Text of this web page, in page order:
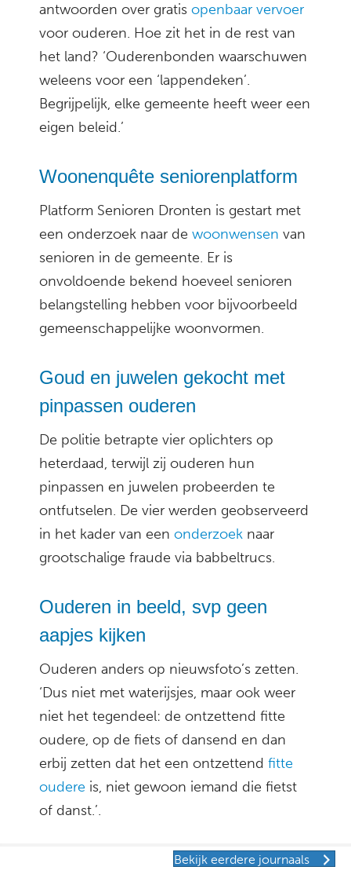
antwoorden over gratis openbaar vervoer
voor ouderen. Hoe zit het in de rest van
het land? ‘Ouderenbonden waarschuwen
weleens voor een ‘lappendeken’.
Begrijpelijk, elke gemeente heeft weer een
eigen beleid.’
Woonenquête seniorenplatform
Platform Senioren Dronten is gestart met
een onderzoek naar de woonwensen van
senioren in de gemeente. Er is
onvoldoende bekend hoeveel senioren
belangstelling hebben voor bijvoorbeeld
gemeenschappelijke woonvormen.
Goud en juwelen gekocht met
pinpassen ouderen
De politie betrapte vier oplichters op
heterdaad, terwijl zij ouderen hun
pinpassen en juwelen probeerden te
ontfutselen. De vier werden geobserveerd
in het kader van een onderzoek naar
grootschalige fraude via babbeltrucs.
Ouderen in beeld, svp geen
aapjes kijken
Ouderen anders op nieuwsfoto’s zetten.
‘Dus niet met waterijsjes, maar ook weer
niet het tegendeel: de ontzettend fitte
oudere, op de fiets of dansend en dan
erbij zetten dat het een ontzettend fitte
oudere is, niet gewoon iemand die fietst
of danst.’.
Bekijk eerdere journaals